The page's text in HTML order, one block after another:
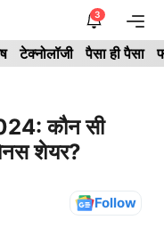
3
टेक्नोलॉजी पैसा ही पैसा
कौन सी
शेयर?
Follow